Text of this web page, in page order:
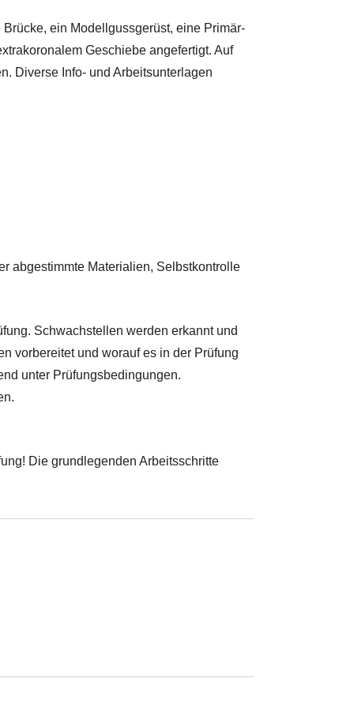
ein Modellgussgerüst, eine Primär-
Geschiebe angefertigt. Auf
Diverse Info- und Arbeitsunterlagen
abgestimmte Materialien, Selbstkontrolle
Schwachstellen werden erkannt und
vorbereitet und worauf es in der Prüfung
unter Prüfungsbedingungen.
Die grundlegenden Arbeitsschritte